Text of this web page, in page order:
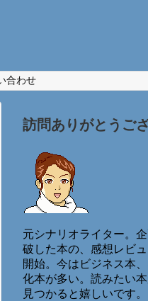
合わせ
訪問ありがとうご
元シナリオライター。
破した本の、感想レビ
開始。今はビジネス本
化本が多い。読みたい
見つかると嬉しいです。